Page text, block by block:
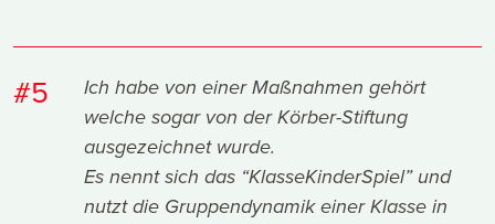
#5
Ich habe von einer Maßnahmen gehört
welche sogar von der Körber-Stiftung
ausgezeichnet wurde.
Es nennt sich das “KlasseKinderSpiel” und
nutzt die Gruppendynamik einer Klasse in